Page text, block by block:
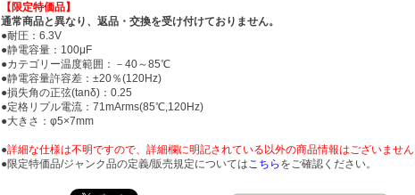
【限定特価品】
通常商品と異なり、返品・交換を受け付けておりません。
●耐圧：6.3V
●静電容量：100μF
●カテゴリー温度範囲：－40～85℃
●静電容量許容差：±20％(120Hz)
●損失角の正弦(tanδ)：0.25
●定格リプル電流：71mArms(85℃,120Hz)
●大きさ：φ5×7mm
●詳細な仕様は不明ですので、詳細欄に明記されている以外の商品情報はございません
●限定特価品/ジャンク品の定義/販売規定についてはこちら をご確認ください。